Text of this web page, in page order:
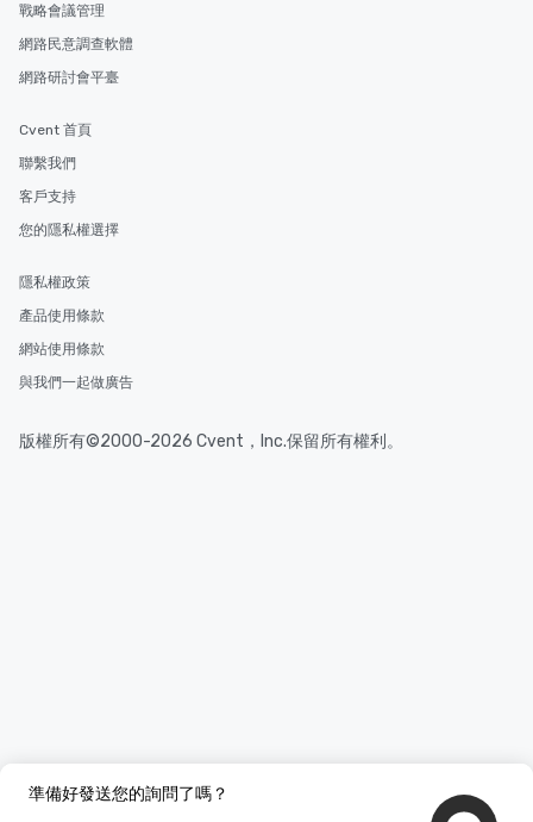
準備好發送您的詢問了嗎？
戰略會議管理
網路民意調查軟體
網路研討會平臺
Cvent 首頁
聯繫我們
客戶支持
您的隱私權選擇
隱私權政策
產品使用條款
網站使用條款
與我們一起做廣告
版權所有©2000-2026 Cvent，Inc.保留所有權利。